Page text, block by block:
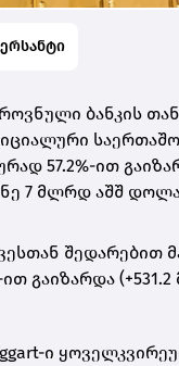
ბანკის
57.2%-ით
7 მლრდ აშშ
შედარებით
გაიზარდა
ი